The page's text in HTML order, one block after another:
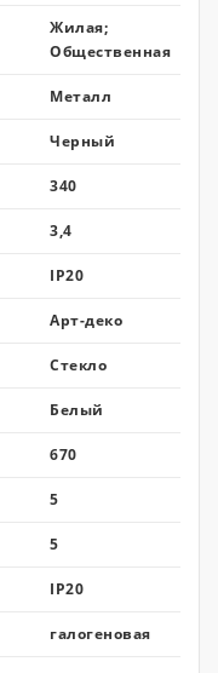
Жилая;
Общественная
Металл
Черный
340
3,4
IP20
Арт-деко
Стекло
Белый
670
5
5
IP20
галогеновая